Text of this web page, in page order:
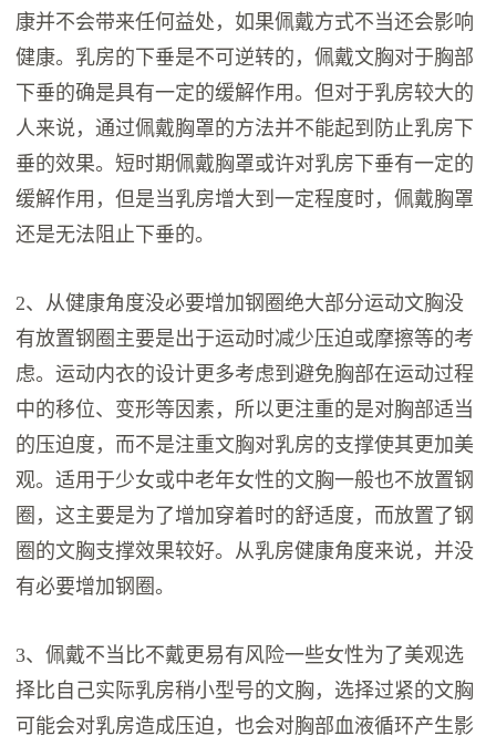
康并不会带来任何益处，如果佩戴方式不当还会影响
健康。乳房的下垂是不可逆转的，佩戴文胸对于胸部
下垂的确是具有一定的缓解作用。但对于乳房较大的
人来说，通过佩戴胸罩的方法并不能起到防止乳房下
垂的效果。短时期佩戴胸罩或许对乳房下垂有一定的
缓解作用，但是当乳房增大到一定程度时，佩戴胸罩
还是无法阻止下垂的。
2、从健康角度没必要增加钢圈绝大部分运动文胸没
有放置钢圈主要是出于运动时减少压迫或摩擦等的考
虑。运动内衣的设计更多考虑到避免胸部在运动过程
中的移位、变形等因素，所以更注重的是对胸部适当
的压迫度，而不是注重文胸对乳房的支撑使其更加美
观。适用于少女或中老年女性的文胸一般也不放置钢
圈，这主要是为了增加穿着时的舒适度，而放置了钢
圈的文胸支撑效果较好。从乳房健康角度来说，并没
有必要增加钢圈。
3、佩戴不当比不戴更易有风险一些女性为了美观选
择比自己实际乳房稍小型号的文胸，选择过紧的文胸
可能会对乳房造成压迫，也会对胸部血液循环产生影